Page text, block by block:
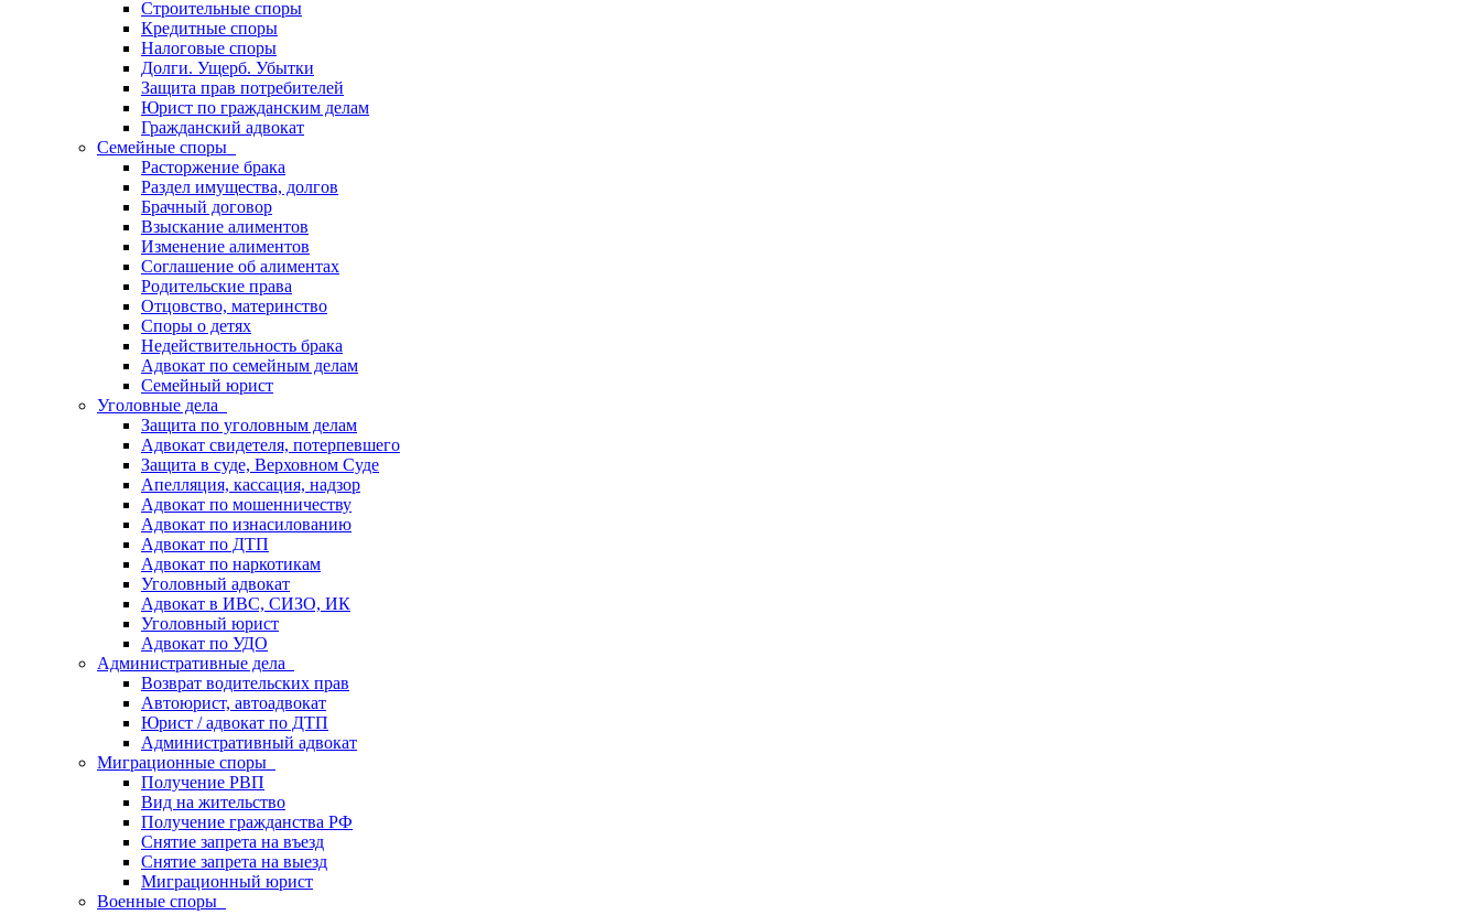
Строительные споры
Кредитные споры
Налоговые споры
Долги. Ущерб. Убытки
Защита прав потребителей
Юрист по гражданским делам
Гражданский адвокат
Семейные споры
Расторжение брака
Раздел имущества, долгов
Брачный договор
Взыскание алиментов
Изменение алиментов
Соглашение об алиментах
Родительские права
Отцовство, материнство
Споры о детях
Недействительность брака
Адвокат по семейным делам
Семейный юрист
Уголовные дела
Защита по уголовным делам
Адвокат свидетеля, потерпевшего
Защита в суде, Верховном Суде
Апелляция, кассация, надзор
Адвокат по мошенничеству
Адвокат по изнасилованию
Адвокат по ДТП
Адвокат по наркотикам
Уголовный адвокат
Адвокат в ИВС, СИЗО, ИК
Уголовный юрист
Адвокат по УДО
Административные дела
Возврат водительских прав
Автоюрист, автоадвокат
Юрист / адвокат по ДТП
Административный адвокат
Миграционные споры
Получение РВП
Вид на жительство
Получение гражданства РФ
Снятие запрета на въезд
Снятие запрета на выезд
Миграционный юрист
Военные споры